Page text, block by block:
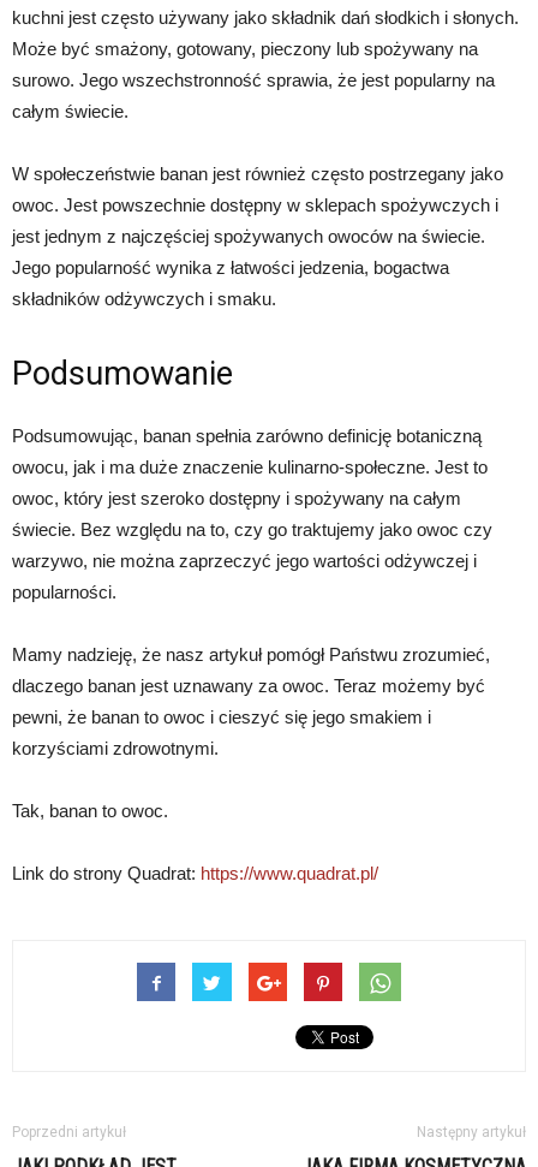
kuchni jest często używany jako składnik dań słodkich i słonych.
Może być smażony, gotowany, pieczony lub spożywany na
surowo. Jego wszechstronność sprawia, że jest popularny na
całym świecie.
W społeczeństwie banan jest również często postrzegany jako
owoc. Jest powszechnie dostępny w sklepach spożywczych i
jest jednym z najczęściej spożywanych owoców na świecie.
Jego popularność wynika z łatwości jedzenia, bogactwa
składników odżywczych i smaku.
Podsumowanie
Podsumowując, banan spełnia zarówno definicję botaniczną
owocu, jak i ma duże znaczenie kulinarno-społeczne. Jest to
owoc, który jest szeroko dostępny i spożywany na całym
świecie. Bez względu na to, czy go traktujemy jako owoc czy
warzywo, nie można zaprzeczyć jego wartości odżywczej i
popularności.
Mamy nadzieję, że nasz artykuł pomógł Państwu zrozumieć,
dlaczego banan jest uznawany za owoc. Teraz możemy być
pewni, że banan to owoc i cieszyć się jego smakiem i
korzyściami zdrowotnymi.
Tak, banan to owoc.
Link do strony Quadrat: https://www.quadrat.pl/
Poprzedni artykuł Następny artykuł